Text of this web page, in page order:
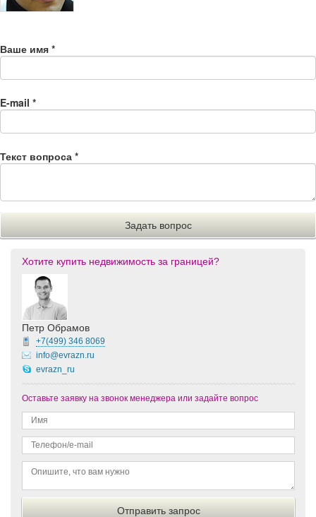
Ваше имя *
E-mail *
Текст вопроса *
Хотите купить недвижимость за границей?
Петр Обрамов
+7(499) 346 8069
info@evrazn.ru
evrazn_ru
Оставьте заявку на звонок менеджера или задайте вопрос